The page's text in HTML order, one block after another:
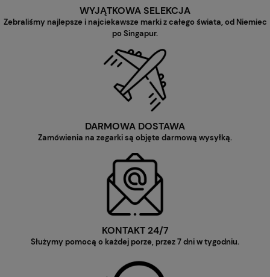
WYJĄTKOWA SELEKCJA
Zebraliśmy najlepsze i najciekawsze marki z całego świata, od Niemiec
po Singapur.
DARMOWA DOSTAWA
Zamówienia na zegarki są objęte darmową wysyłką.
KONTAKT 24/7
Służymy pomocą o każdej porze, przez 7 dni w tygodniu.